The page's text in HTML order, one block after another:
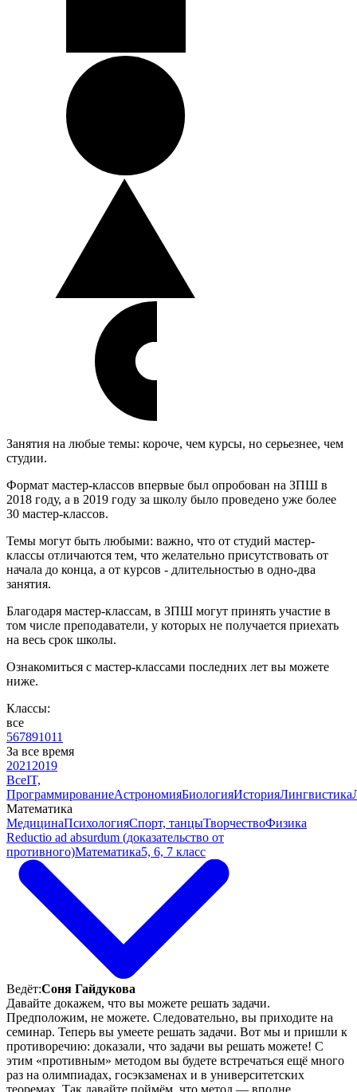
Занятия на любые темы: короче, чем курсы, но серьезнее, чем
студии.
Формат мастер-классов впервые был опробован на ЗПШ в
2018 году, а в 2019 году за школу было проведено уже более
30 мастер-классов.
Темы могут быть любыми: важно, что от студий мастер-
классы отличаются тем, что желательно присутствовать от
начала до конца, а от курсов - длительностью в одно-два
занятия.
Благодаря мастер-классам, в ЗПШ могут принять участие в
том числе преподаватели, у которых не получается приехать
на весь срок школы.
Ознакомиться с мастер-классами последних лет вы можете
ниже.
Классы:
все
567891011
За все время
2021 2019
ВсеIT,
ПрограммированиеАстрономияБиологияИсторияЛингвистика
Математика
МедицинаПсихологияСпорт, танцыТворчествоФизика
Reductio ad absurdum (доказательство от
противного)Математика5, 6, 7 класс
Ведёт:Соня Гайдукова
Давайте докажем, что вы можете решать задачи.
Предположим, не можете. Следовательно, вы приходите на
семинар. Теперь вы умеете решать задачи. Вот мы и пришли к
противоречию: доказали, что задачи вы решать можете! С
этим «противным» методом вы будете встречаться ещё много
раз на олимпиадах, госэкзаменах и в университетских
теоремах. Так давайте поймём, что метод — вполне